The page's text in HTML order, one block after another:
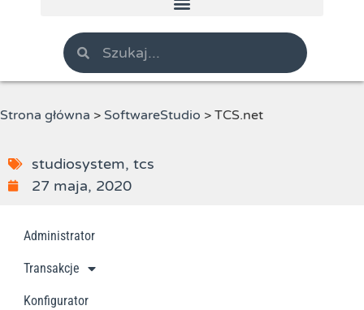
Strona główna > SoftwareStudio > TCS.net
studiosystem, tcs
27 maja, 2020
Administrator
Transakcje
Konfigurator